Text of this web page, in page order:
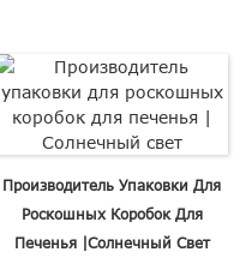
Производитель Упаковки Для
Роскошных Коробок Для
Печенья |Солнечный Свет